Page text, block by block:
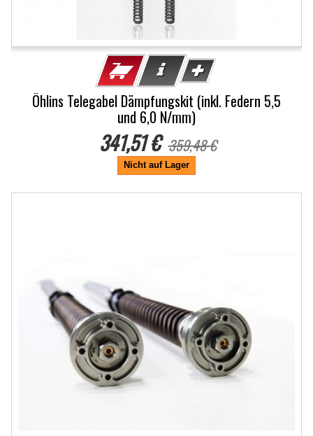
Öhlins Telegabel Dämpfungskit (inkl. Federn 5,5
und 6,0 N/mm)
341,51 € 359,48 €
Nicht auf Lager